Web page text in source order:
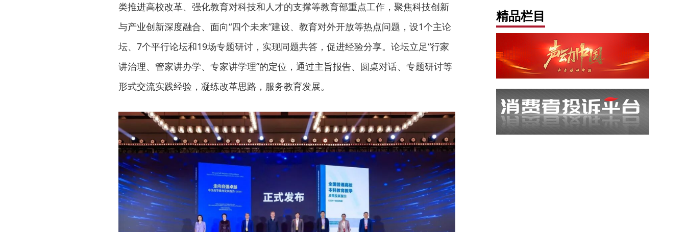
类推进高校改革、强化教育对科技和人才的支撑等教育部重点工作，聚焦科技创新
与产业创新深度融合、面向“四个未来”建设、教育对外开放等热点问题，设1个主论
坛、7个平行论坛和19场专题研讨，实现同题共答，促进经验分享。论坛立足“行家
讲治理、管家讲办学、专家讲学理”的定位，通过主旨报告、圆桌对话、专题研讨等
形式交流实践经验，凝练改革思路，服务教育发展。
精品栏目